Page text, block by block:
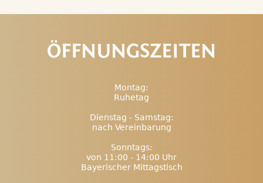
ÖFFNUNGSZEITEN
Montag:
Ruhetag
Dienstag - Samstag:
nach Vereinbarung
Sonntags:
von 11:00 - 14:00 Uhr
Bayerischer Mittagstisch